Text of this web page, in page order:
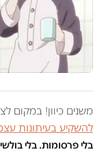
משנים כיוון! במקום
להשקיע בעיתונות
בלי פרסומות. בלי